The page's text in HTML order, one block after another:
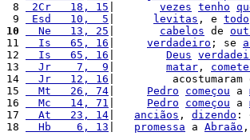
8
2Cr   18, 15 vezes tenho
9
Esd   10,  5 levitas , e todo
10
  Ne   13, 25
cabelos de
11
  Is   65, 16
verdadeiro ; se
12
  Is   65, 16
Deus
13
  Jr    7,  9
matar ,
14
  Jr   12, 16
|         acostumaram
15
  Mt   26, 74
Pedro começou a
16
  Mc   14, 71
Pedro começou a
17
  At   23, 14
anciãos , dizendo :
18
  Hb    6, 13
promessa a Abraão ,